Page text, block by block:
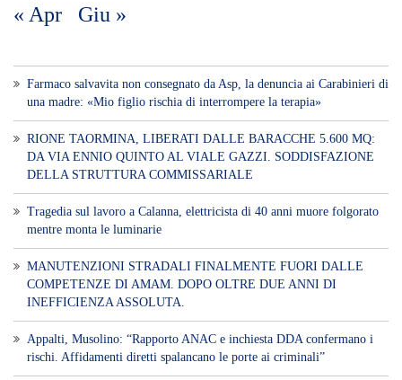
« Apr Giu »
Farmaco salvavita non consegnato da Asp, la denuncia ai Carabinieri di
una madre: «Mio figlio rischia di interrompere la terapia»
RIONE TAORMINA, LIBERATI DALLE BARACCHE 5.600 MQ:
DA VIA ENNIO QUINTO AL VIALE GAZZI. SODDISFAZIONE
DELLA STRUTTURA COMMISSARIALE
Tragedia sul lavoro a Calanna, elettricista di 40 anni muore folgorato
mentre monta le luminarie
MANUTENZIONI STRADALI FINALMENTE FUORI DALLE
COMPETENZE DI AMAM. DOPO OLTRE DUE ANNI DI
INEFFICIENZA ASSOLUTA.
​Appalti, Musolino: “Rapporto ANAC e inchiesta DDA confermano i
rischi. Affidamenti diretti spalancano le porte ai criminali”